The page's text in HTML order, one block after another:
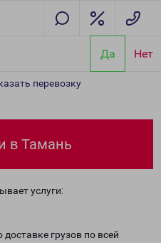
Да Нет
перевозку
в Тамань
услуги:
грузов по всей